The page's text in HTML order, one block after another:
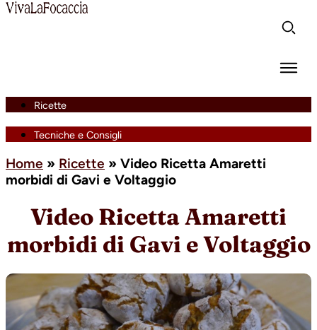
Ricette
Tecniche e Consigli
Home » Ricette » Video Ricetta Amaretti
morbidi di Gavi e Voltaggio
Video Ricetta Amaretti
morbidi di Gavi e Voltaggio